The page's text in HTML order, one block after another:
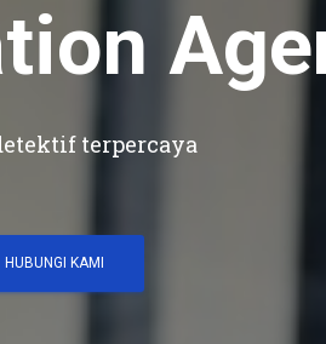
terpercaya
HUBUNGI KAMI